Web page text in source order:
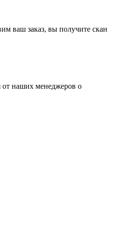
ваш заказ, вы получите скан
от наших менеджеров о